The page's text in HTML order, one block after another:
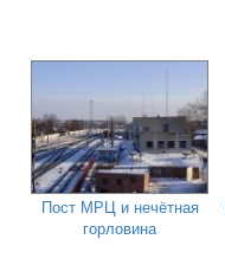
Пост МРЦ и нечётная
горловина